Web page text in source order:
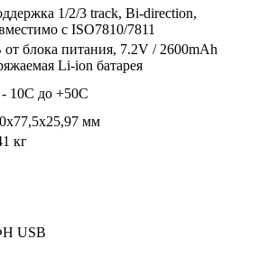
1/2/3 track, Bi-direction,
с ISO7810/7811
от блока питания, 7.2V / 2600mAh
Li-ion батарея
- 10С до +50С
мм
кг
USB